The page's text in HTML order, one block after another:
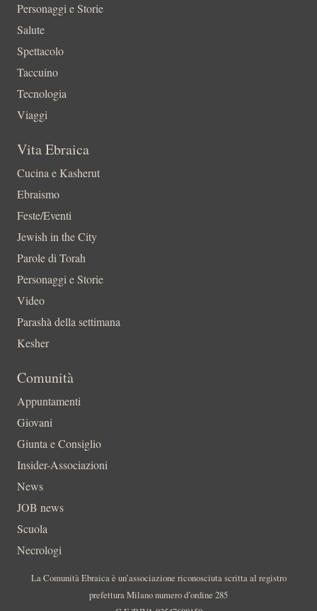
Personaggi e Storie
Salute
Spettacolo
Taccuino
Tecnologia
Viaggi
Vita Ebraica
Cucina e Kasherut
Ebraismo
Feste/Eventi
Jewish in the City
Parole di Torah
Personaggi e Storie
Video
Parashà della settimana
Kesher
Comunità
Appuntamenti
Giovani
Giunta e Consiglio
Insider-Associazioni
News
JOB news
Scuola
Necrologi
La Comunità Ebraica è un’associazione riconosciuta scritta al registro
prefettura Milano numero d’ordine 285